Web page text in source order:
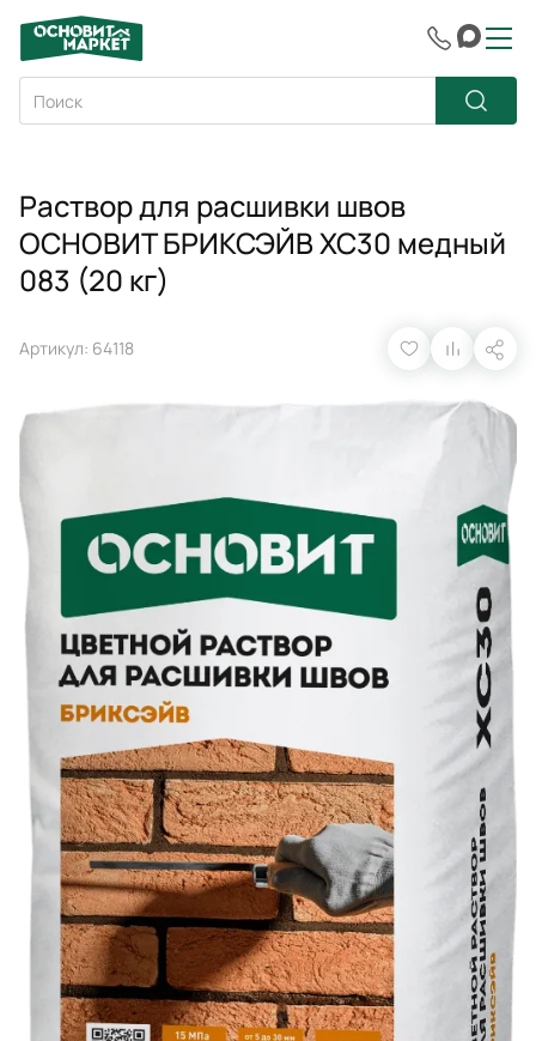
Раствор для расшивки швов
ОСНОВИТ БРИКСЭЙВ XC30 медный
083 (20 кг)
Артикул: 64118